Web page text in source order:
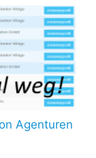
Agenturen